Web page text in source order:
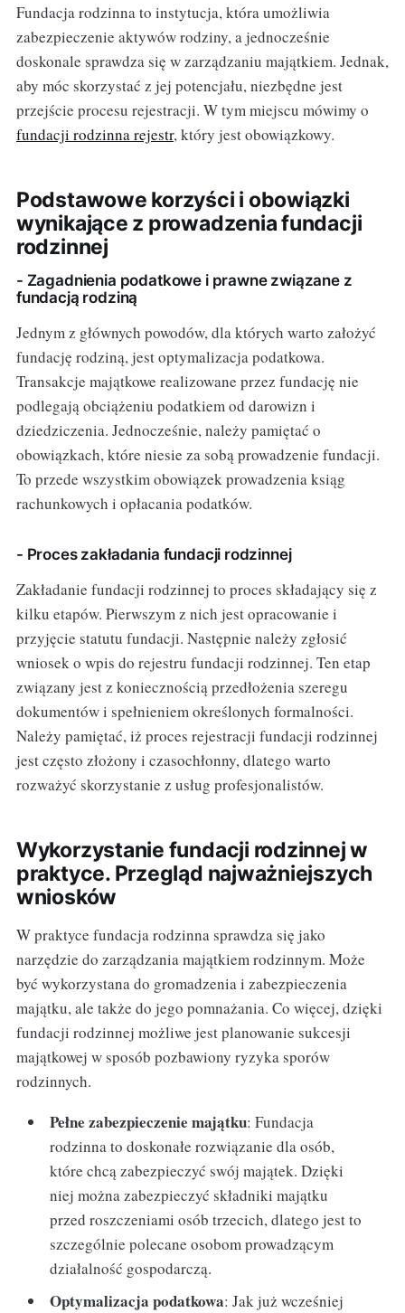
Fundacja rodzinna to instytucja, która umożliwia
zabezpieczenie aktywów rodziny, a jednocześnie
doskonale sprawdza się w zarządzaniu majątkiem. Jednak,
aby móc skorzystać z jej potencjału, niezbędne jest
przejście procesu rejestracji. W tym miejscu mówimy o
fundacji rodzinna rejestr, który jest obowiązkowy.
Podstawowe korzyści i obowiązki
wynikające z prowadzenia fundacji
rodzinnej
- Zagadnienia podatkowe i prawne związane z
fundacją rodziną
Jednym z głównych powodów, dla których warto założyć
fundację rodziną, jest optymalizacja podatkowa.
Transakcje majątkowe realizowane przez fundację nie
podlegają obciążeniu podatkiem od darowizn i
dziedziczenia. Jednocześnie, należy pamiętać o
obowiązkach, które niesie za sobą prowadzenie fundacji.
To przede wszystkim obowiązek prowadzenia ksiąg
rachunkowych i opłacania podatków.
- Proces zakładania fundacji rodzinnej
Zakładanie fundacji rodzinnej to proces składający się z
kilku etapów. Pierwszym z nich jest opracowanie i
przyjęcie statutu fundacji. Następnie należy zgłosić
wniosek o wpis do rejestru fundacji rodzinnej. Ten etap
związany jest z koniecznością przedłożenia szeregu
dokumentów i spełnieniem określonych formalności.
Należy pamiętać, iż proces rejestracji fundacji rodzinnej
jest często złożony i czasochłonny, dlatego warto
rozważyć skorzystanie z usług profesjonalistów.
Wykorzystanie fundacji rodzinnej w
praktyce. Przegląd najważniejszych
wniosków
W praktyce fundacja rodzinna sprawdza się jako
narzędzie do zarządzania majątkiem rodzinnym. Może
być wykorzystana do gromadzenia i zabezpieczenia
majątku, ale także do jego pomnażania. Co więcej, dzięki
fundacji rodzinnej możliwe jest planowanie sukcesji
majątkowej w sposób pozbawiony ryzyka sporów
rodzinnych.
Pełne zabezpieczenie majątku: Fundacja
rodzinna to doskonałe rozwiązanie dla osób,
które chcą zabezpieczyć swój majątek. Dzięki
niej można zabezpieczyć składniki majątku
przed roszczeniami osób trzecich, dlatego jest to
szczególnie polecane osobom prowadzącym
działalność gospodarczą.
Optymalizacja podatkowa: Jak już wcześniej